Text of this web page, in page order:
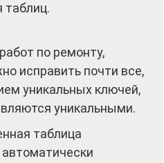
таблиц.
по ремонту,
исправить почти все,
уникальных ключей,
уникальными.
таблица